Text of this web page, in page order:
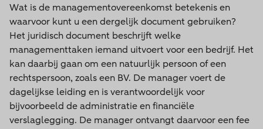
Wat is de managementovereenkomst betekenis en
waarvoor kunt u een dergelijk document gebruiken?
Het juridisch document beschrijft welke
managementtaken iemand uitvoert voor een bedrijf. Het
kan daarbij gaan om een natuurlijk persoon of een
rechtspersoon, zoals een BV. De manager voert de
dagelijkse leiding en is verantwoordelijk voor
bijvoorbeeld de administratie en financiële
verslaglegging. De manager ontvangt daarvoor een fee